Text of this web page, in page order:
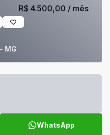
MG
R$ 4.500,00 / mês
WhatsApp